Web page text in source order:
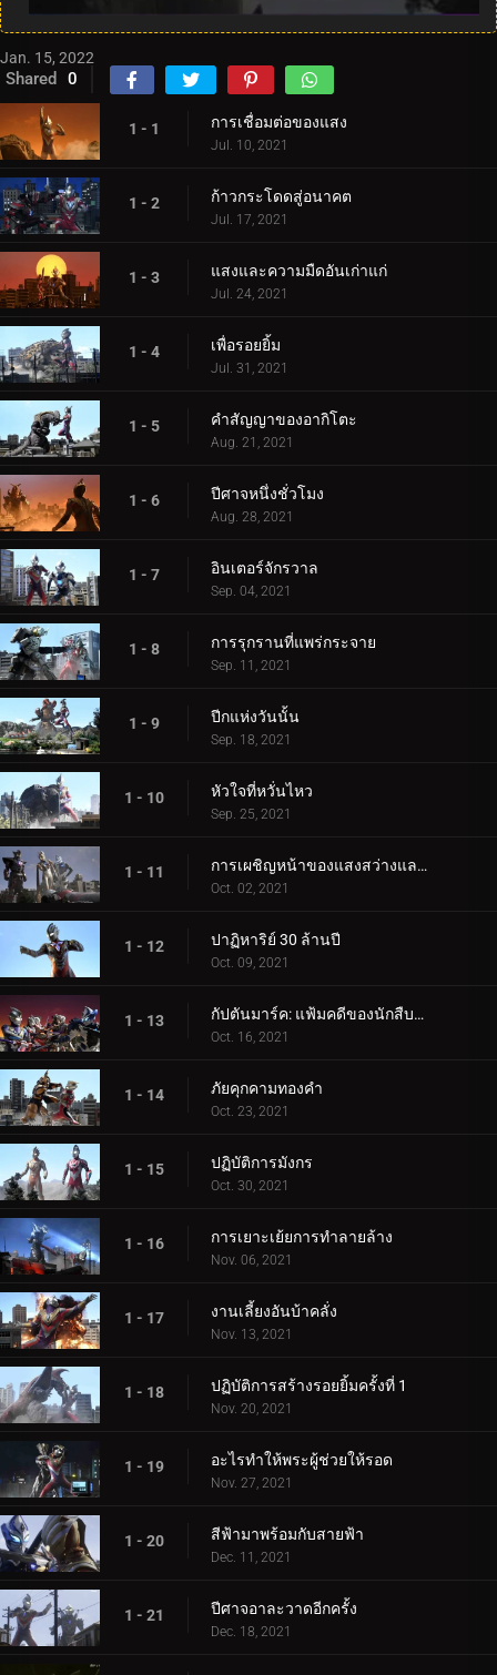
Jan. 15, 2022
Shared 0
1 - 1 การเชื่อมต่อของแสง
Jul. 10, 2021
1 - 2 ก้าวกระโดดสู่อนาคต
Jul. 17, 2021
1 - 3 แสงและความมืดอันเก่าแก่
Jul. 24, 2021
1 - 4 เพื่อรอยยิ้ม
Jul. 31, 2021
1 - 5 คำสัญญาของอากิโตะ
Aug. 21, 2021
1 - 6 ปีศาจหนึ่งชั่วโมง
Aug. 28, 2021
1 - 7 อินเตอร์จักรวาล
Sep. 04, 2021
1 - 8 การรุกรานที่แพร่กระจาย
Sep. 11, 2021
1 - 9 ปีกแห่งวันนั้น
Sep. 18, 2021
1 - 10 หัวใจที่หวั่นไหว
Sep. 25, 2021
1 - 11 การเผชิญหน้าของแสงสว่างและความมืด
Oct. 02, 2021
1 - 12 ปาฏิหาริย์ 30 ล้านปี
Oct. 09, 2021
1 - 13 กัปตันมาร์ค: แฟ้มคดีของนักสืบมาร์ลูรู
Oct. 16, 2021
1 - 14 ภัยคุกคามทองคำ
Oct. 23, 2021
1 - 15 ปฏิบัติการมังกร
Oct. 30, 2021
1 - 16 การเยาะเย้ยการทำลายล้าง
Nov. 06, 2021
1 - 17 งานเลี้ยงอันบ้าคลั่ง
Nov. 13, 2021
1 - 18 ปฏิบัติการสร้างรอยยิ้มครั้งที่ 1
Nov. 20, 2021
1 - 19 อะไรทำให้พระผู้ช่วยให้รอด
Nov. 27, 2021
1 - 20 สีฟ้ามาพร้อมกับสายฟ้า
Dec. 11, 2021
1 - 21 ปีศาจอาละวาดอีกครั้ง
Dec. 18, 2021